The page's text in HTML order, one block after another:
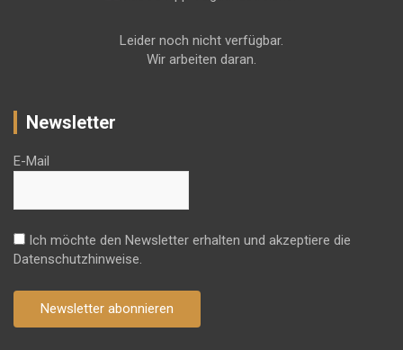
Leider noch nicht verfügbar.
Wir arbeiten daran.
Newsletter
E-Mail
Ich möchte den Newsletter erhalten und akzeptiere die
Datenschutzhinweise.
Newsletter abonnieren